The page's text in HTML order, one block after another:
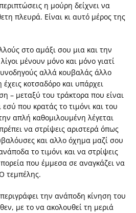
η μούρη δείχνει να
πλευρά. Είναι κι αυτό μέρος της
στο αμάξι σου μια και την
μένουν μόνο και μόνο γιατί
αλλά κουβαλάς άλλο
κοτσαδόρο και υπάρχει
– μεταξύ του τράκτορα που είναι
που κρατάς το τιμόνι και του
απλή καθομιλουμένη λέγεται
να στρίψεις αριστερά όπως
και αλλο όχημα μαζί σου
το τιμόνι και να στρίψεις
που έμμεσα σε αναγκάζει να
τεμπέλης.
την ανάποδη κίνηση του
με το να ακολουθεί τη μεριά